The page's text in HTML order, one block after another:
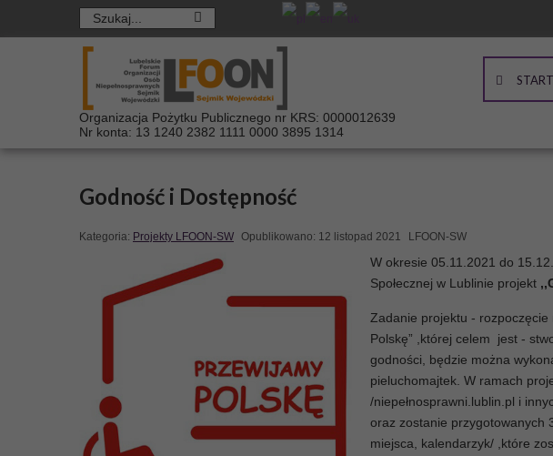
Organizacja Pożytku Publicznego nr KRS: 0000012639
Nr konta: 13 1240 2382 1111 0000 3895 1314
START
Godność i Dostępność
Kategoria: Projekty LFOON-SW Opublikowano: 12 listopad 2021 LFOON-SW
W okresie 05.11.2021 do
Społecznej w Lublinie projekt
Zadanie projektu -
Polskę” ,której celem jest -
godności, będzie można
pieluchomajtek. W ramach
/niepełnosprawni.lublin.pl i
oraz zostanie przygotowanych
miejsca, kalendarzyk/ ,które